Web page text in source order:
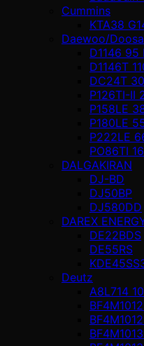
Cummins
KTA38
Daewoo/
D1146 95
D1146T
DC24T
P126TI-II
P158LE
P180LE
P222LE
PO86TI
DALGAKIRAN
DJ-BD
DJ50BP
DJ580DD
DAREX
DE22BDS
DE55RS
Deutz
A8L714